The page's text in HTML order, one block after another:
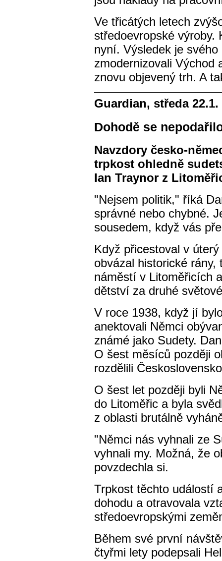
Ve třicátých letech
středoevropské výroby.
nyní. Výsledek je
zmodernizovali Východ
znovu objevený trh. A
Guardian, středa 22.1.
Dohodě se
Navzdory česko-
trpkost ohledně
Ian Traynor z
"Nejsem politik," říká
správné nebo chybné.
sousedem, když vás
Když přicestoval v
obvázal historické rány,
náměstí v Litoměřicích
dětství za druhé
V roce 1938, když jí
anektovali Němci
známé jako Sudety.
O šest měsíců později
rozdělili
O šest let později byli
do Litoměřic a byla
z oblasti brutálně
"Němci nás vyhnali ze
vyhnali my. Možná, že
povzdechla si.
Trpkost těchto událostí
dohodu a otravovala
středoevropskými
Během své první
čtyřmi lety podepsali